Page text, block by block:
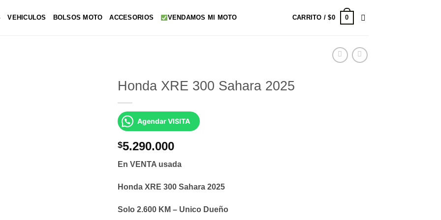
VEHICULOS BOLSOS MOTO ACCESORIOS VENDAMOS MI MOTO CARRITO /$0 0
Honda XRE 300 Sahara 2025
Agendar VISITA
$5.290.000
En VENTA usada
Honda XRE 300 Sahara 2025
Solo 2.600 KM – Unico Dueño